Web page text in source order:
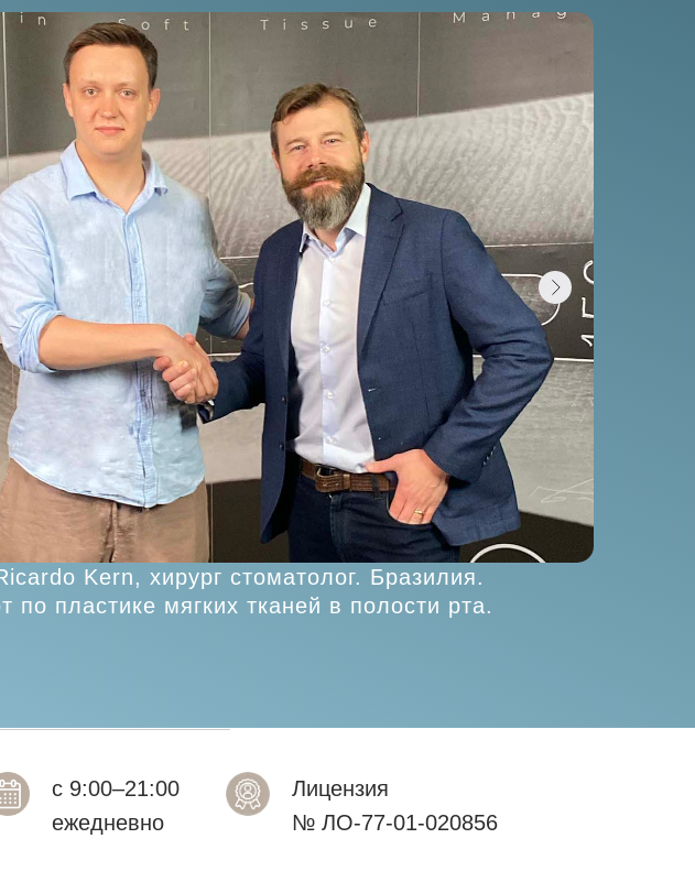
Kern, хирург стоматолог. Бразилия.
по пластике мягких тканей в полости рта.
с 9:00–21:00
ежедневно
Лицензия
№ ЛО-77-01-020856